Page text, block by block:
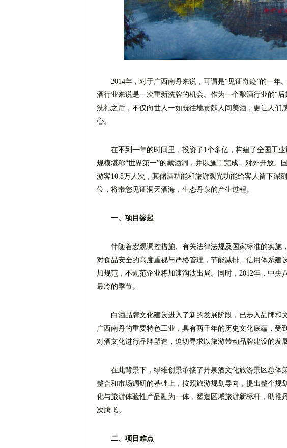
2014年，对于广西南丹来说，可谓是“见证奇迹”的一年
酒行业来说是一次重新洗牌的机会。作为一个酿酒行业的“
洗礼之后，不仅向世人一如既往地贡献人间美酒，更让人们
心。
在不到一年的时间里，投资了1个多亿，构建了全国工
规模堪称“世界第一”的藏酒洞，并以施工完成，对外开放。
游客10.8万人次，其储酒功能和旅游观光功能给客人留下深
位，将带您见证洞天酒海，生态丹泉的产生过程。
一、项目缘起
伴随着宏观调控措施、有关法律法规及国家标准的实施
对食品安全的高度重视与严格管理，节能减排、信用体系建
加规范，不规范企业将加速淘汰出局。同时，2012年，中央
最冷的季节。
白酒品牌文化建设进入了新的发展阶段，已步入品牌和
广西南丹的重要特色工业，具有两千年的历史文化底蕴，受
对酒文化进行品牌塑造，迫切寻求以旅游带动品牌建设的发
在此背景下，绿维创景承接了丹泉酒文化旅游景区总体
整合和市场调研的基础上，按照旅游规划导向，提出整个规
化与旅游体验性产品融为一体，塑造区域旅游新标杆，助推
次腾飞。
二、项目难点